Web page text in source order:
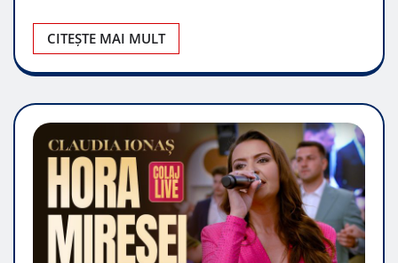
CITEȘTE MAI MULT